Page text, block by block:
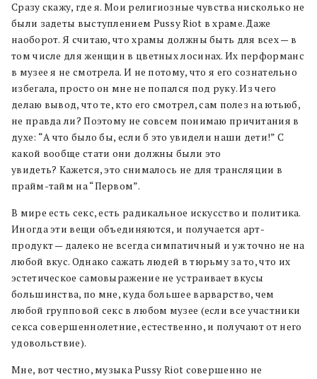
Сразу скажу, где я. Мои религиозные чувства нисколько не
были задеты выступлением Pussy Riot в храме. Даже
наоборот. Я считаю, что храмы должны быть для всех — в
том числе для женщин в цветных лосинах. Их перформанс
в музее я не смотрела. И не потому, что я его сознательно
избегала, просто он мне не попался под руку. Из чего
делаю вывод, что те, кто его смотрел, сам полез на ютьюб,
не правда ли? Поэтому не совсем понимаю причитания в
духе: “А что было бы, если б это увидели наши дети!” С
какой вообще стати они должны были это
увидеть? Кажется, это снималось не для трансляции в
прайм-тайм на “Первом”.
В мире есть секс, есть радикальное искусство и политика.
Иногда эти вещи объединяются, и получается арт-
продукт — далеко не всегда симпатичный и уж точно не на
любой вкус. Однако сажать людей в тюрьму за то, что их
эстетическое самовыражение не устраивает вкусы
большинства, по мне, куда большее варварство, чем
любой групповой секс в любом музее (если все участники
секса совершеннолетние, естественно, и получают от него
удовольствие).
Мне, вот честно, музыка Pussy Riot совершенно не